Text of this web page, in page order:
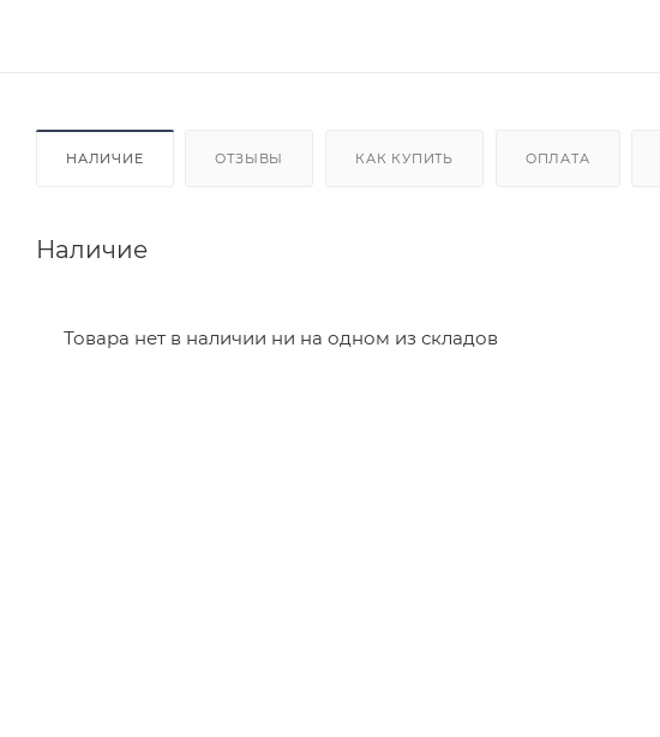
НАЛИЧИЕ ОТЗЫВЫ КАК КУПИТЬ ОПЛАТА
Наличие
Товара нет в наличии ни на одном из складов